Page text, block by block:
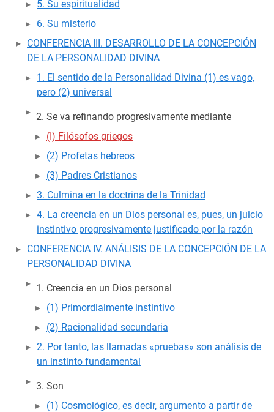
5. Su espiritualidad
6. Su misterio
CONFERENCIA III. DESARROLLO DE LA CONCEPCIÓN
DE LA PERSONALIDAD DIVINA
1. El sentido de la Personalidad Divina (1) es vago,
pero (2) universal
Se va refinando progresivamente mediante
(I) Filósofos griegos
(2) Profetas hebreos
(3) Padres Cristianos
3. Culmina en la doctrina de la Trinidad
4. La creencia en un Dios personal es, pues, un juicio
instintivo progresivamente justificado por la razón
CONFERENCIA IV. ANÁLISIS DE LA CONCEPCIÓN DE LA
PERSONALIDAD DIVINA
Creencia en un Dios personal
(1) Primordialmente instintivo
(2) Racionalidad secundaria
2. Por tanto, las llamadas «pruebas» son análisis de
un instinto fundamental
Son
(1) Cosmológico, es decir, argumento a partir de